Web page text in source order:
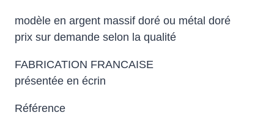
modèle en argent massif doré ou métal doré
prix sur demande selon la qualité
FABRICATION FRANCAISE
présentée en écrin
Référence